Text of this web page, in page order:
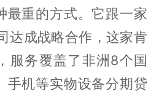
最重的方式。它跟一家
达成战略合作，这家肯
服务覆盖了非洲8个国
手机等实物设备分期贷